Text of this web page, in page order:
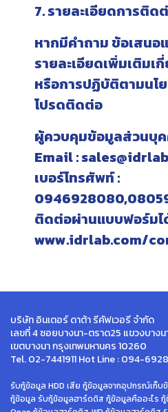
7. รายละเอียดการติด
หากมีคำถาม ข้อเสนอ
รายละเอียดเพิ่มเติม
หรือการปฏิบัติตามนโ
โปรดติดต่อ
ผู้ควบคุมข้อมูลส่วนบุ
Email :
เบอร์โทรศัพท์ :
ติดต่อผ่านแบบฟอร์มไ
www.idrlab.com/
บริษัท อินเตอร์ ดาต้า รีคัฟเวอรี จำกัด
เลขที่ 4 ซอยบางนา-ตราด25 แขวงบางน
เขตบางนา กรุงเทพมหานคร 10260
Tel. 02-7441911 Hot Line : 094-
รับกู้ข้อมูล HDD เสีย กู้ข้อมูลจากอุปกรณ์เก็
กู้ข้อมูล รับกู้ข้อมูลฮาร์ดดิส กู้ข้อมูลคืออะไร